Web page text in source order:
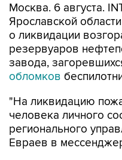
Москва. 6 августа.
Ярославской
о ликвидации
резервуаров
завода,
обломков
"На ликвидацию
человека личного
регионального
Евраев в